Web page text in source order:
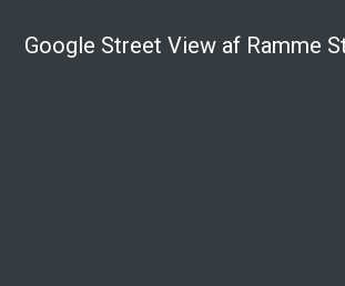
Google Street View af Ramme